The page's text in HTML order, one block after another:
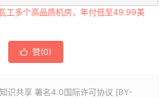
工多个高品质机房，年付低至49.99美
 赞(0)
识共享 署名4.0国际许可协议 [BY-